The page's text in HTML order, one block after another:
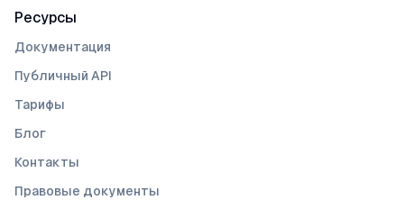
Ресурсы
Документация
Публичный API
Тарифы
Блог
Контакты
Правовые документы